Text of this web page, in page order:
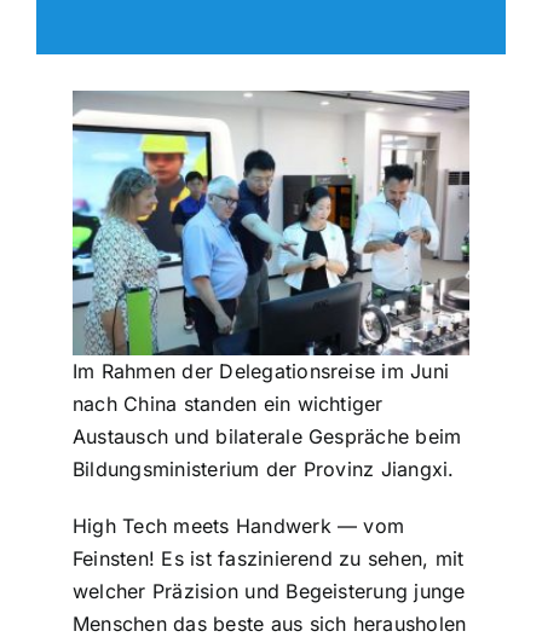
Im Rahmen der Dele­ga­ti­ons­rei­se im Juni
nach China standen ein wichtiger
Austausch und bila­te­ra­le Gespräche beim
Bil­dungs­mi­nis­te­ri­um der Provinz Jiangxi.
High Tech meets Handwerk — vom
Feinsten! Es ist fas­zi­nie­rend zu sehen, mit
welcher Präzision und Begeis­te­rung junge
Menschen das beste aus sich her­aus­ho­len